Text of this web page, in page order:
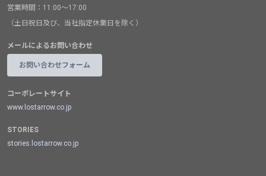
営業時間：11:00～17:00
（土日祝日及び、当社指定休業日を除く）
メールによるお問い合わせ
お問い合わせフォーム
コーポレートサイト
www.lostarrow.co.jp
STORIES
stories.lostarrow.co.jp